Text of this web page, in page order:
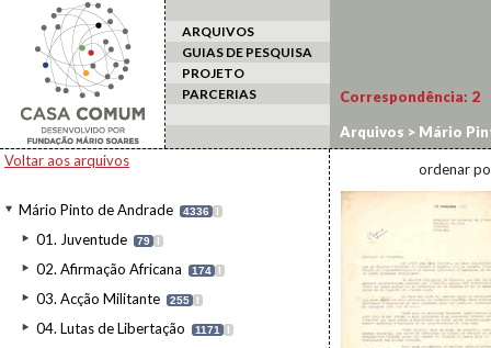
ARQUIVOS
GUIAS DE PESQUISA
PROJETO
PARCERIAS
Voltar aos arquivos
Mário Pinto de Andrade 4336 I
01. Juventude 79 I
02. Afirmação Africana 174 I
03. Acção Militante 255 I
04. Lutas de Libertação 1171 I
Correspondência: 2
Arquivos > Mário
ordenar